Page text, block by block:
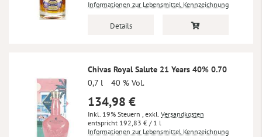
Informationen zur Lebensmittel Kennzeichnung
Details
Chivas Royal Salute 21 Years 40% 0.70
0,7 l
40 % Vol.
134,98 €
Inkl. 19% Steuern , exkl. Versandkosten
192,83 € / 1 l
Informationen zur Lebensmittel Kennzeichnung